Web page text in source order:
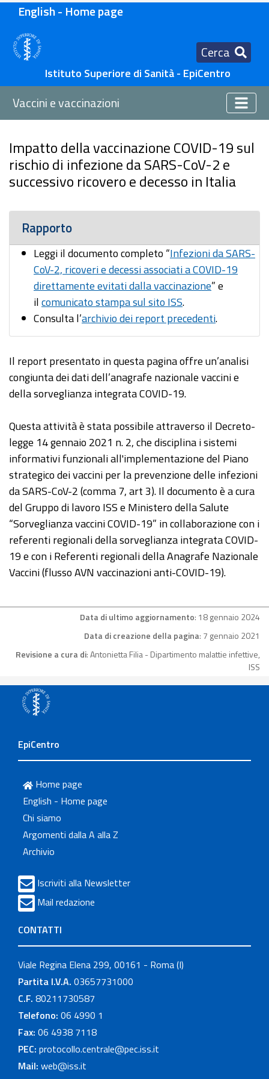
English - Home page
Cerca
Istituto Superiore di Sanità - EpiCentro
Vaccini e vaccinazioni
Impatto della vaccinazione COVID-19 sul
rischio di infezione da SARS-CoV-2 e
successivo ricovero e decesso in Italia
Rapporto
Leggi il documento completo “Infezioni da SARS-
CoV-2, ricoveri e decessi associati a COVID-19
direttamente evitati dalla vaccinazione” e
ilcomunicato stampa sul sito ISS.
Consulta l’archivio dei report precedenti.
Il report presentato in questa pagina offre un’analisi
congiunta dei dati dell’anagrafe nazionale vaccini e
della sorveglianza integrata COVID-19.
Questa attività è stata possibile attraverso il Decreto-
legge 14 gennaio 2021 n. 2, che disciplina i sistemi
informativi funzionali all'implementazione del Piano
strategico dei vaccini per la prevenzione delle infezioni
da SARS-CoV-2 (comma 7, art 3). Il documento è a cura
del Gruppo di lavoro ISS e Ministero della Salute
“Sorveglianza vaccini COVID-19” in collaborazione con i
referenti regionali della sorveglianza integrata COVID-
19 e con i Referenti regionali della Anagrafe Nazionale
Vaccini (flusso AVN vaccinazioni anti-COVID-19).
Data di ultimo aggiornamento: 18 gennaio 2024
Data di creazione della pagina: 7 gennaio 2021
Revisione a cura di: Antonietta Filia - Dipartimento malattie infettive,
ISS
EpiCentro
Home page
English - Home page
Chi siamo
Argomenti dalla A alla Z
Archivio
Iscriviti alla Newsletter
Mail redazione
CONTATTI
Viale Regina Elena 299, 00161 - Roma (I)
Partita I.V.A. 03657731000
C.F. 80211730587
Telefono: 06 4990 1
Fax: 06 4938 7118
PEC: protocollo.centrale@pec.iss.it
Mail: web@iss.it